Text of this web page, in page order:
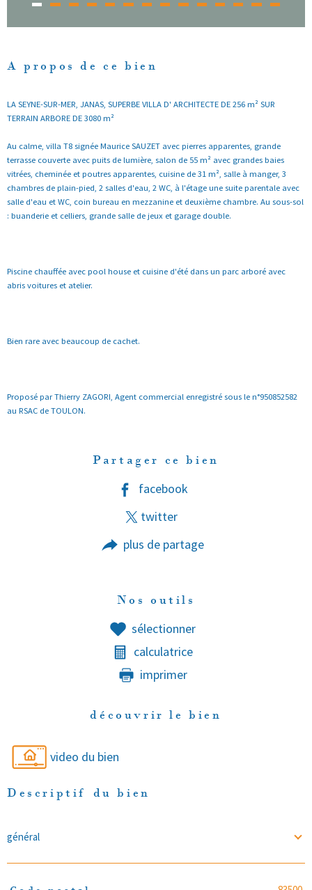
A propos de ce bien
LA SEYNE-SUR-MER, JANAS, SUPERBE VILLA D' ARCHITECTE DE 256 m² SUR
TERRAIN ARBORE DE 3080 m²
Au calme, villa T8 signée Maurice SAUZET avec pierres apparentes, grande
terrasse couverte avec puits de lumière, salon de 55 m² avec grandes baies
vitrées, cheminée et poutres apparentes, cuisine de 31 m², salle à manger, 3
chambres de plain-pied, 2 salles d'eau, 2 WC, à l'étage une suite parentale avec
salle d'eau et WC, coin bureau en mezzanine et deuxième chambre. Au sous-sol
: buanderie et celliers, grande salle de jeux et garage double.
Piscine chauffée avec pool house et cuisine d'été dans un parc arboré avec
abris voitures et atelier.
Bien rare avec beaucoup de cachet.
Proposé par Thierry ZAGORI, Agent commercial enregistré sous le n°950852582
au RSAC de TOULON.
Partager ce bien
facebook
twitter
plus de partage
Nos outils
sélectionner
calculatrice
imprimer
découvrir le bien
video du bien
Descriptif du bien
général